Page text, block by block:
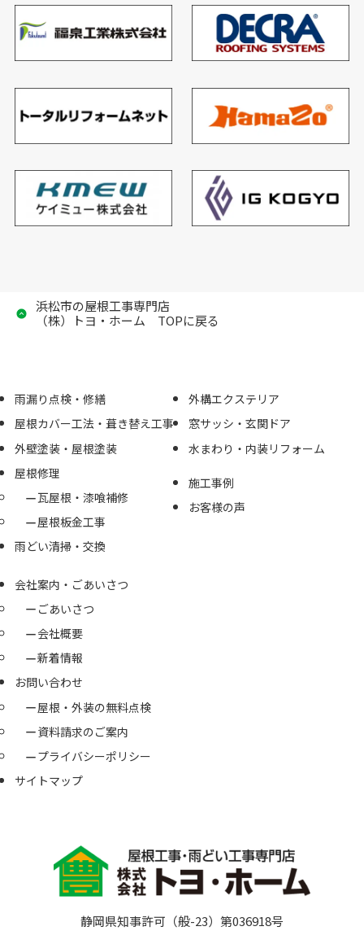
浜松市の屋根工事専門店
（株）トヨ・ホーム TOPに戻る
静岡県知事許可（般-23）第036918号
雨漏り点検・修繕
屋根カバー工法・葺き替え工事
外壁塗装・屋根塗装
屋根修理
瓦屋根・漆喰補修
屋根板金工事
雨どい清掃・交換
外構エクステリア
窓サッシ・玄関ドア
水まわり・内装リフォーム
施工事例
お客様の声
会社案内・ごあいさつ
ごあいさつ
会社概要
新着情報
お問い合わせ
屋根・外装の無料点検
資料請求のご案内
プライバシーポリシー
サイトマップ